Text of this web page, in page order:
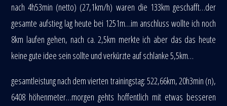
nach 4h53min (netto) (27,1km/h) waren die 133km geschafft…der
gesamte aufstieg lag heute bei 1251m…im anschluss wollte ich noch
8km laufen gehen, nach ca. 2,5km merkte ich aber das das heute
keine gute idee sein sollte und verkürzte auf schlanke 5,5km…
gesamtleistung nach dem vierten trainingstag: 522,66km, 20h3min (n),
6408 höhenmeter…morgen gehts hoffentlich mit etwas besseren